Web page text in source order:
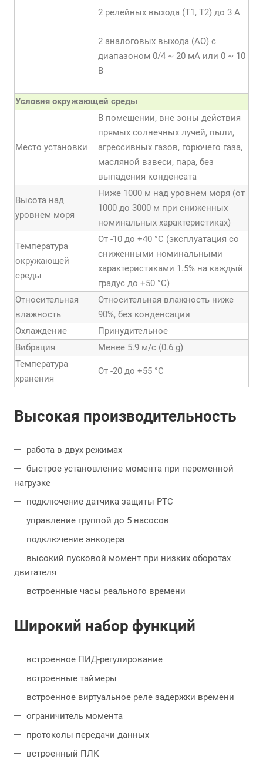
2 релейных выхода (Т1, Т2) до 3 А
2 аналоговых выхода (АО) с
диапазоном 0/4 ~ 20 мА или 0 ~ 10
В
Условия окружающей среды
Место установки
В помещении, вне зоны действия
прямых солнечных лучей, пыли,
агрессивных газов, горючего газа,
масляной взвеси, пара, без
выпадения конденсата
Высота над
уровнем моря
Ниже 1000 м над уровнем моря (от
1000 до 3000 м при сниженных
номинальных характеристиках)
Температура
окружающей
среды
От -10 до +40 °С (эксплуатация со
сниженными номинальными
характеристиками 1.5% на каждый
градус до +50 °С)
Относительная
влажность
Относительная влажность ниже
90%, без конденсации
Охлаждение
Принудительное
Вибрация
Менее 5.9 м/с (0.6 g)
Температура
хранения
От -20 до +55 °С
Высокая производительность
работа в двух режимах
быстрое установление момента при переменной
нагрузке
подключение датчика защиты PTC
управление группой до 5 насосов
подключение энкодера
высокий пусковой момент при низких оборотах
двигателя
встроенные часы реального времени
Широкий набор функций
встроенное ПИД-регулирование
встроенные таймеры
встроенное виртуальное реле задержки времени
ограничитель момента
протоколы передачи данных
встроенный ПЛК